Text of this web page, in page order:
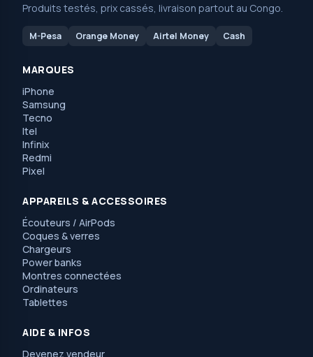
Produits testés, prix cassés, livraison partout au Congo.
M-Pesa Orange Money Airtel Money Cash
MARQUES
iPhone
Samsung
Tecno
Itel
Infinix
Redmi
Pixel
APPAREILS & ACCESSOIRES
Écouteurs / AirPods
Coques & verres
Chargeurs
Power banks
Montres connectées
Ordinateurs
Tablettes
AIDE & INFOS
Devenez vendeur